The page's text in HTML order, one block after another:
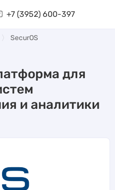
+7 (3952) 600-397
SecurOS
для
и аналитики